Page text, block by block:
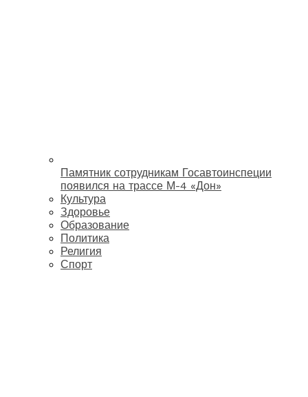
Памятник сотрудникам Госавтоинспеции
появился на трассе М-4 «Дон»
Культура
Здоровье
Образование
Политика
Религия
Спорт